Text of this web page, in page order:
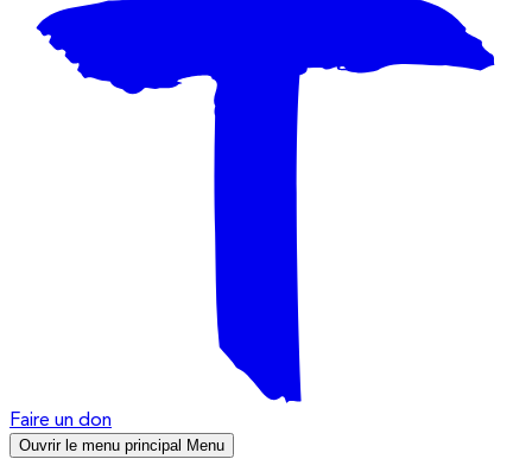
Faire un don
Ouvrir le menu principal Menu